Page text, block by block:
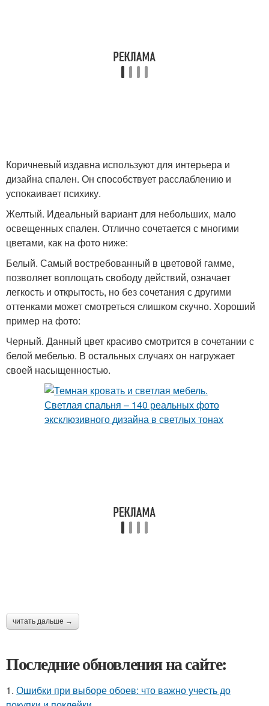
Коричневый издавна используют для интерьера и
дизайна спален. Он способствует расслаблению и
успокаивает психику.
Желтый. Идеальный вариант для небольших, мало
освещенных спален. Отлично сочетается с многими
цветами, как на фото ниже:
Белый. Самый востребованный в цветовой гамме,
позволяет воплощать свободу действий, означает
легкость и открытость, но без сочетания с другими
оттенками может смотреться слишком скучно. Хороший
пример на фото:
Черный. Данный цвет красиво смотрится в сочетании с
белой мебелью. В остальных случаях он нагружает
своей насыщенностью.
читать дальше →
Последние обновления на сайте:
1. Ошибки при выборе обоев: что важно учесть до